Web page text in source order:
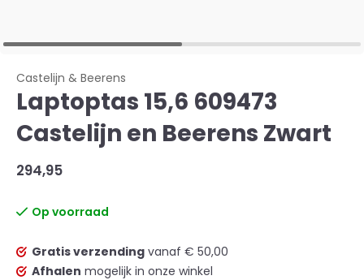
Castelijn & Beerens
Laptoptas 15,6 609473
Castelijn en Beerens Zwart
294,95
Op voorraad
Gratis verzending vanaf € 50,00
Afhalen mogelijk in onze winkel